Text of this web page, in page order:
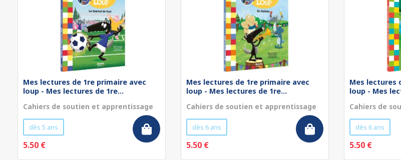
Mes lectures de 1re primaire avec
loup - Mes lectures de 1re...
Cahiers de soutien et apprentissage
dès 5 ans
5.50 €
Mes lectures de 1re primaire avec
loup - Mes lectures de 1re...
Cahiers de soutien et apprentissage
dès 6 ans
5.50 €
Mes lectures
loup - Mes
Cahiers de
dès 6 ans
5.50 €